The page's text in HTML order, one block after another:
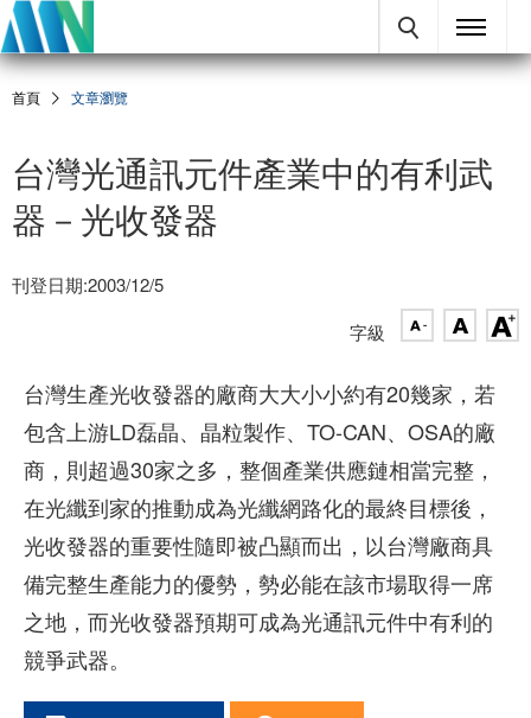
首頁 文章瀏覽
台灣光通訊元件產業中的有利武
器－光收發器
刊登日期:2003/12/5
字級
台灣生產光收發器的廠商大大小小約有20幾家，若
包含上游LD磊晶、晶粒製作、TO-CAN、OSA的廠
商，則超過30家之多，整個產業供應鏈相當完整，
在光纖到家的推動成為光纖網路化的最終目標後，
光收發器的重要性隨即被凸顯而出，以台灣廠商具
備完整生產能力的優勢，勢必能在該市場取得一席
之地，而光收發器預期可成為光通訊元件中有利的
競爭武器。